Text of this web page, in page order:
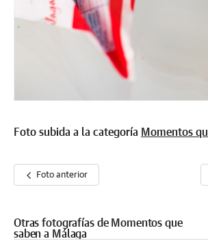
Foto subida a la categoría Momentos
Foto anterior
Otras fotografías de Momentos que
saben a Málaga